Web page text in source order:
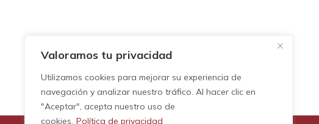
Valoramos tu privacidad
Utilizamos cookies para mejorar su experiencia de
navegación y analizar nuestro tráfico. Al hacer clic en
"Aceptar", acepta nuestro uso de
cookies. Política de privacidad